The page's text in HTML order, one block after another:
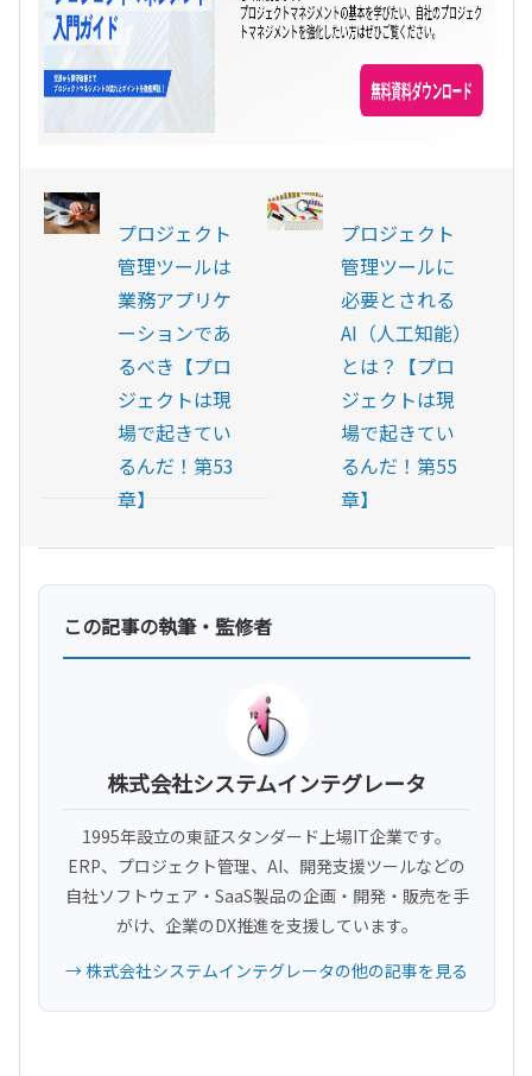
プロジェクト
管理ツールは
業務アプリケ
ーションであ
るべき【プロ
ジェクトは現
場で起きてい
るんだ！第53
章】
プロジェクト
管理ツールに
必要とされる
AI（人工知能）
とは？【プロ
ジェクトは現
場で起きてい
るんだ！第55
章】
この記事の執筆・監修者
株式会社システムインテグレータ
1995年設立の東証スタンダード上場IT企業です。
ERP、プロジェクト管理、AI、開発支援ツールなどの
自社ソフトウェア・SaaS製品の企画・開発・販売を手
がけ、企業のDX推進を支援しています。
→ 株式会社システムインテグレータの他の記事を見る